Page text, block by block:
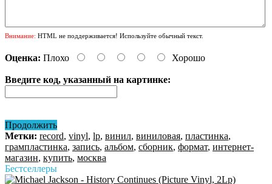
Внимание: HTML не поддерживается! Используйте обычный текст.
Оценка: Плохо Хорошо
Введите код, указанный на картинке:
Продолжить
Метки: record, vinyl, lp, винил, виниловая, пластинка,
грампластинка, запись, альбом, сборник, формат, интернет-
магазин, купить, москва
Бестселлеры